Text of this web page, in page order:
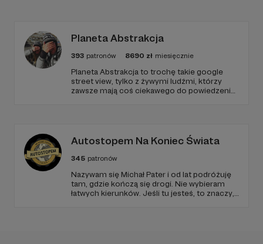
Planeta Abstrakcja
393 patronów 8690 zł miesięcznie
Planeta Abstrakcja to trochę takie google
street view, tylko z żywymi ludźmi, którzy
zawsze mają coś ciekawego do powiedzenia
Autostopem Na Koniec Świata
345 patronów
Nazywam się Michał Pater i od lat podróżuję
tam, gdzie kończą się drogi. Nie wybieram
łatwych kierunków. Jeśli tu jesteś, to znaczy,